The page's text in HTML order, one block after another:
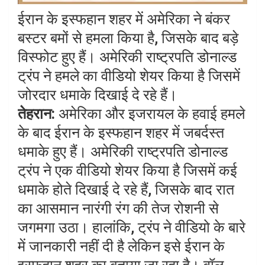
ईरान के इस्फहान शहर में अमेरिका ने बंकर
बस्टर बमों से हमला किया है, जिसके बाद बड़े
विस्फोट हुए हैं। अमेरिकी राष्ट्रपति डोनाल्ड
ट्रंप ने हमले का वीडियो शेयर किया है जिसमें
जोरदार धमाके दिखाई दे रहे हैं।
तेहरान: अमेरिका और इजरायल के हवाई हमले
के बाद ईरान के इस्फहान शहर में जबर्दस्त
धमाके हुए हैं। अमेरिकी राष्ट्रपति डोनाल्ड
ट्रंप ने एक वीडियो शेयर किया है जिसमें कई
धमाके होते दिखाई दे रहे हैं, जिसके बाद रात
का आसमान नारंगी रंग की तेज रोशनी से
जगमगा उठा। हालांकि, ट्रंप ने वीडियो के बारे
में जानकारी नहीं दी है लेकिन इसे ईरान के